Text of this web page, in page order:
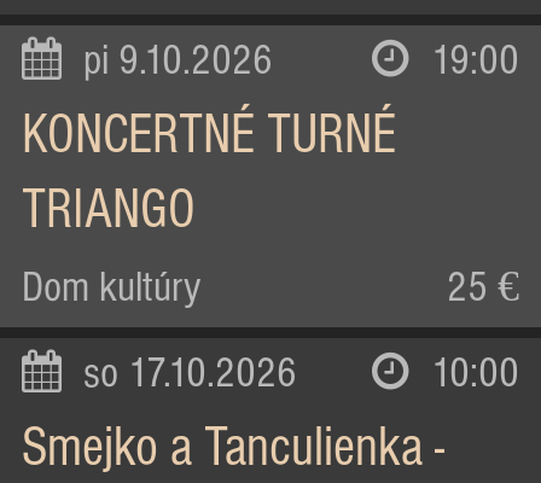
pi 9.10.2026 19:00
KONCERTNÉ TURNÉ
TRIANGO
Dom kultúry 25 €
so 17.10.2026 10:00
Smejko a Tanculienka -